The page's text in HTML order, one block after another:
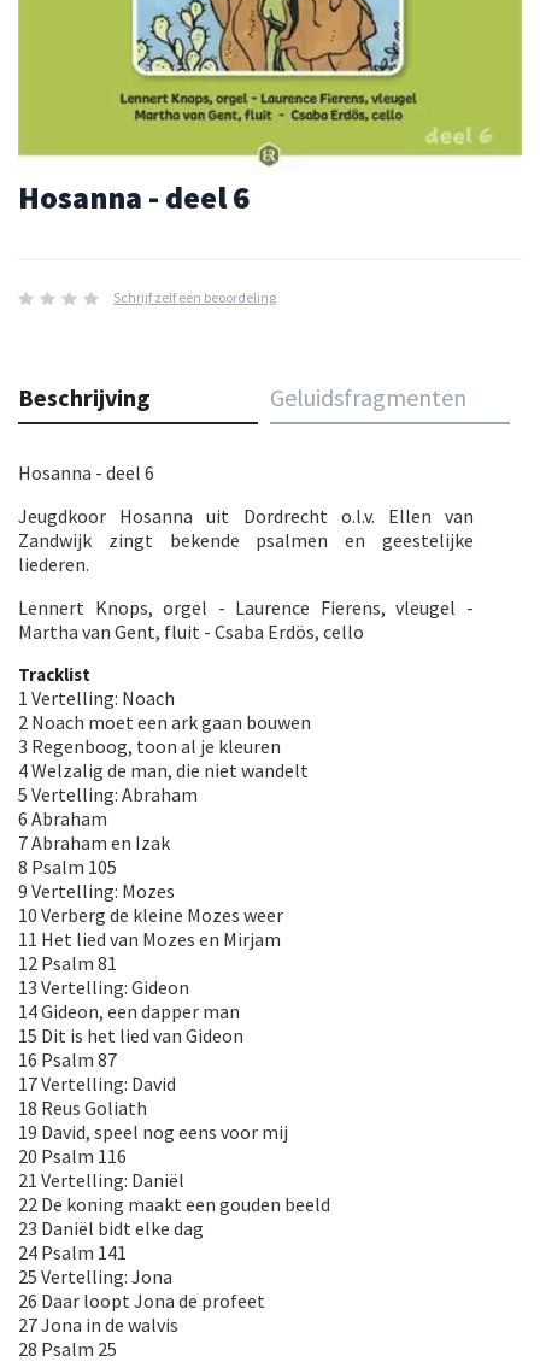
Hosanna - deel 6
Schrijf zelf een beoordeling
Beschrijving Geluidsfragmenten
Hosanna - deel 6
Jeugdkoor Hosanna uit Dordrecht o.l.v. Ellen van
Zandwijk zingt bekende psalmen en geestelijke
liederen.
Lennert Knops, orgel - Laurence Fierens, vleugel -
Martha van Gent, fluit - Csaba Erdös, cello
Tracklist
1 Vertelling: Noach
2 Noach moet een ark gaan bouwen
3 Regenboog, toon al je kleuren
4 Welzalig de man, die niet wandelt
5 Vertelling: Abraham
6 Abraham
7 Abraham en Izak
8 Psalm 105
9 Vertelling: Mozes
10 Verberg de kleine Mozes weer
11 Het lied van Mozes en Mirjam
12 Psalm 81
13 Vertelling: Gideon
14 Gideon, een dapper man
15 Dit is het lied van Gideon
16 Psalm 87
17 Vertelling: David
18 Reus Goliath
19 David, speel nog eens voor mij
20 Psalm 116
21 Vertelling: Daniël
22 De koning maakt een gouden beeld
23 Daniël bidt elke dag
24 Psalm 141
25 Vertelling: Jona
26 Daar loopt Jona de profeet
27 Jona in de walvis
28 Psalm 25